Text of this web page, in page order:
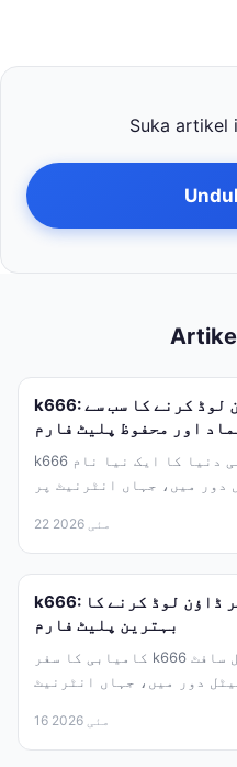
Suka artikel
k666: آفیشل ایپس اور گیمز ڈاؤن لوڈ کرنے کا سب سے
اور محفوظ پلیٹ فارم
k666 کا تعارف: آفیشل سافٹ ویئر کی دنیا کا ایک نیا نام
22 مئی 2026
k666: آفیشل اور محفوظ سافٹ ویئر ڈاؤن لوڈ کرنے کا
بہترین پلیٹ فارم
کامیابی کا سفر k666 کے ساتھ: آپ کا اپنا آفیشل سافٹ
16 مئی 2026